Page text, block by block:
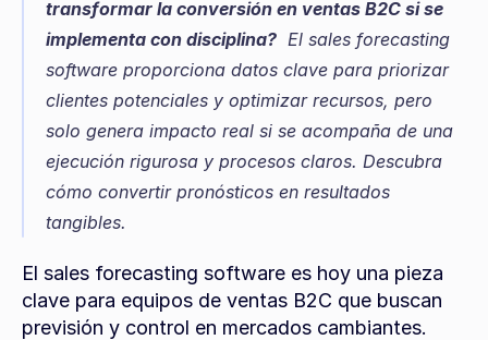
transformar la conversión en ventas B2C si se
implementa con disciplina?
  El sales forecasting
software proporciona datos clave para priorizar
clientes potenciales y optimizar recursos, pero
solo genera impacto real si se acompaña de una
ejecución rigurosa y procesos claros. Descubra
cómo convertir pronósticos en resultados
tangibles.
El sales forecasting software es hoy una pieza
clave para equipos de ventas B2C que buscan
previsión y control en mercados cambiantes.